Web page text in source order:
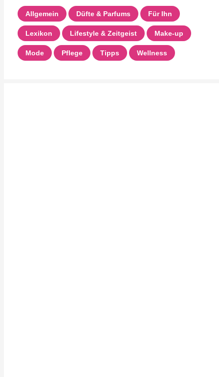
Allgemein Düfte & Parfums Für Ihn
Lexikon Lifestyle & Zeitgeist Make-up
Mode Pflege Tipps Wellness